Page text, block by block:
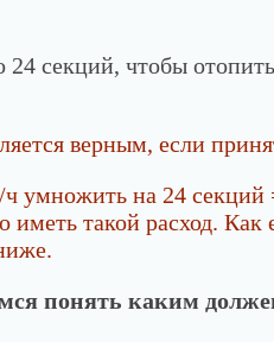
24 секций, чтобы
верным, если
ч умножить на 24 секций
иметь такой расход. Как
понять каким